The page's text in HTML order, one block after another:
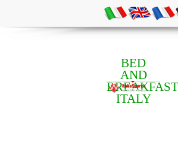
BED
AND
BREAKFAST
ITALY